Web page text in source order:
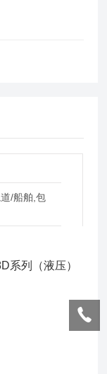
/船舶,包
系列（液压）